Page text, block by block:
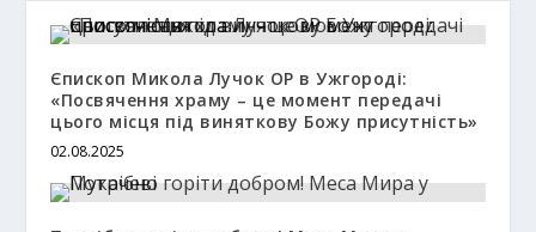
Єпископ Микола Лучок OP в Ужгороді:
«Посвячення храму – це момент передачі
цього місця під виняткову Божу присутність»
02.08.2025